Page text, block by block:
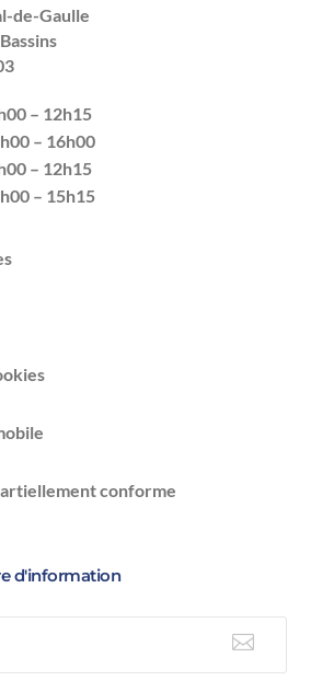
de-Gaulle
– 12h15
– 16h00
– 12h15
– 15h15
conforme
d'information
